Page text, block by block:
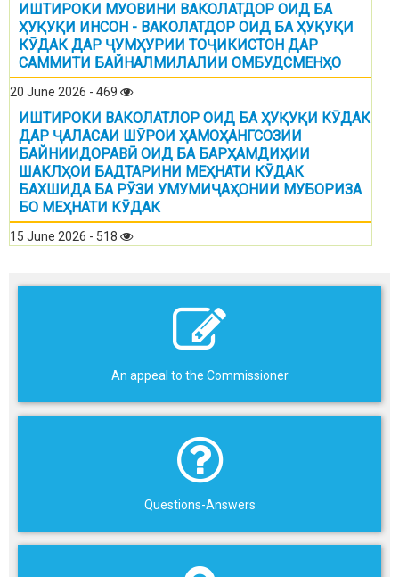
ИШТИРОКИ МУОВИНИ ВАКОЛАТДОР ОИД БА
ҲУҚУҚИ ИНСОН - ВАКОЛАТДОР ОИД БА ҲУҚУҚИ
КӮДАК ДАР ҶУМҲУРИИ ТОҶИКИСТОН ДАР
САММИТИ БАЙНАЛМИЛАЛИИ ОМБУДСМЕНҲО
20 June 2026 - 469
ИШТИРОКИ ВАКОЛАТЛОР ОИД БА ҲУҚУҚИ КӮДАК
ДАР ҶАЛАСАИ ШӮРОИ ҲАМОҲАНГСОЗИИ
БАЙНИИДОРАВӢ ОИД БА БАРҲАМДИҲИИ
ШАКЛҲОИ БАДТАРИНИ МЕҲНАТИ КӮДАК
БАХШИДА БА РӮЗИ УМУМИҶАҲОНИИ МУБОРИЗА
БО МЕҲНАТИ КӮДАК
15 June 2026 - 518
An appeal to the Commissioner
Questions-Answers